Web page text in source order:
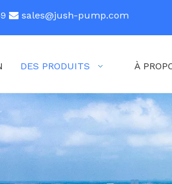
 sales@jush-pump.com
DES PRODUITS À